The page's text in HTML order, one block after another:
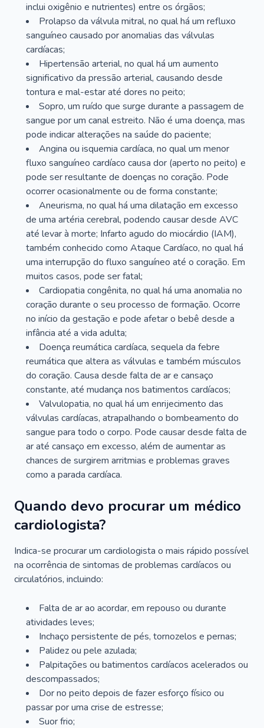
inclui oxigênio e nutrientes) entre os órgãos;
Prolapso da válvula mitral, no qual há um refluxo
sanguíneo causado por anomalias das válvulas
cardíacas;
Hipertensão arterial, no qual há um aumento
significativo da pressão arterial, causando desde
tontura e mal-estar até dores no peito;
Sopro, um ruído que surge durante a passagem de
sangue por um canal estreito. Não é uma doença, mas
pode indicar alterações na saúde do paciente;
Angina ou isquemia cardíaca, no qual um menor
fluxo sanguíneo cardíaco causa dor (aperto no peito) e
pode ser resultante de doenças no coração. Pode
ocorrer ocasionalmente ou de forma constante;
Aneurisma, no qual há uma dilatação em excesso
de uma artéria cerebral, podendo causar desde AVC
até levar à morte; Infarto agudo do miocárdio (IAM),
também conhecido como Ataque Cardíaco, no qual há
uma interrupção do fluxo sanguíneo até o coração. Em
muitos casos, pode ser fatal;
Cardiopatia congênita, no qual há uma anomalia no
coração durante o seu processo de formação. Ocorre
no início da gestação e pode afetar o bebê desde a
infância até a vida adulta;
Doença reumática cardíaca, sequela da febre
reumática que altera as válvulas e também músculos
do coração. Causa desde falta de ar e cansaço
constante, até mudança nos batimentos cardíacos;
Valvulopatia, no qual há um enrijecimento das
válvulas cardíacas, atrapalhando o bombeamento do
sangue para todo o corpo. Pode causar desde falta de
ar até cansaço em excesso, além de aumentar as
chances de surgirem arritmias e problemas graves
como a parada cardíaca.
Quando devo procurar um médico
cardiologista?
Indica-se procurar um cardiologista o mais rápido possível
na ocorrência de sintomas de problemas cardíacos ou
circulatórios, incluindo:
Falta de ar ao acordar, em repouso ou durante
atividades leves;
Inchaço persistente de pés, tornozelos e pernas;
Palidez ou pele azulada;
Palpitações ou batimentos cardíacos acelerados ou
descompassados;
Dor no peito depois de fazer esforço físico ou
passar por uma crise de estresse;
Suor frio;